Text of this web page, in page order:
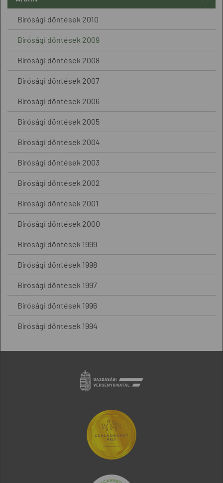
Bírósági döntések 2010
Bírósági döntések 2009
Bírósági döntések 2008
Bírósági döntések 2007
Bírósági döntések 2006
Bírósági döntések 2005
Bírósági döntések 2004
Bírósági döntések 2003
Bírósági döntések 2002
Bírósági döntések 2001
Bírósági döntések 2000
Bírósági döntések 1999
Bírósági döntések 1998
Bírósági döntések 1997
Bírósági döntések 1996
Bírósági döntések 1994